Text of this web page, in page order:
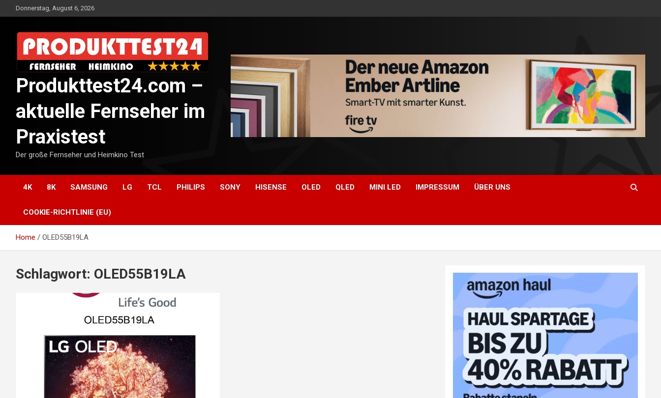
to
Donnerstag, August 6, 2026
Produkttest24.com –
aktuelle Fernseher im
Praxistest
Der große Fernseher und Heimkino Test
4K 8K SAMSUNG LG TCL PHILIPS SONY HISENSE OLED QLED MINI LED IMPRESSUM ÜBER UNS
COOKIE-RICHTLINIE (EU)
Home OLED55B19LA
Schlagwort: OLED55B19LA